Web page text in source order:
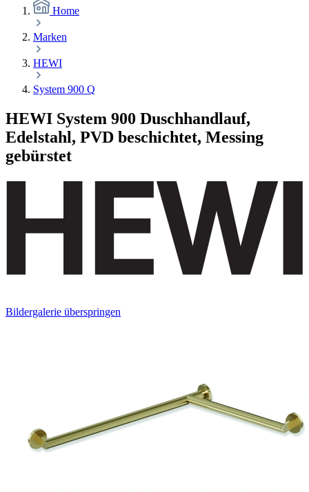
Home
Marken
HEWI
System 900 Q
HEWI System 900 Duschhandlauf,
Edelstahl, PVD beschichtet, Messing
gebürstet
Bildergalerie überspringen